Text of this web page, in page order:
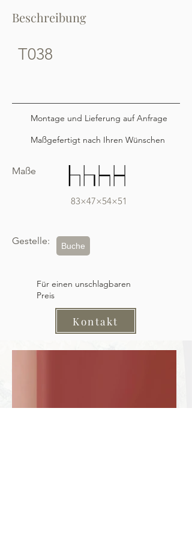
Beschreibung
T038
Montage und Lieferung auf Anfrage
Maßgefertigt nach Ihren Wünschen
Maße
83×47×54×51
Gestelle: Buche
Für einen unschlagbaren
Preis
Kontakt